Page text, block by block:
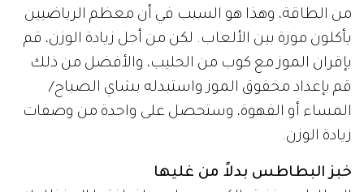
من الطاقة، وهذا هو السبب في أن معظم الرياضيين
يأكلون موزة بين الألعاب. لكن من أجل زيادة الوزن، قم
بإقران الموز مع كوب من الحليب، والأفضل من ذلك
قم بإعداد مخفوق الموز واستبدله بشاي الصباح/
المساء أو القهوة، وستحصل على واحدة من وصفات
زيادة الوزن.
خبز البطاطس بدلاً من غليها